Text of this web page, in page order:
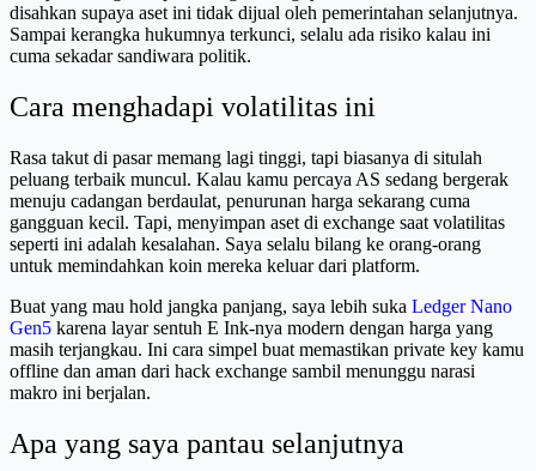
disahkan supaya aset ini tidak dijual oleh pemerintahan selanjutnya.
Sampai kerangka hukumnya terkunci, selalu ada risiko kalau ini
cuma sekadar sandiwara politik.
Cara menghadapi volatilitas ini
Rasa takut di pasar memang lagi tinggi, tapi biasanya di situlah
peluang terbaik muncul. Kalau kamu percaya AS sedang bergerak
menuju cadangan berdaulat, penurunan harga sekarang cuma
gangguan kecil. Tapi, menyimpan aset di exchange saat volatilitas
seperti ini adalah kesalahan. Saya selalu bilang ke orang-orang
untuk memindahkan koin mereka keluar dari platform.
Buat yang mau hold jangka panjang, saya lebih suka Ledger Nano
Gen5 karena layar sentuh E Ink-nya modern dengan harga yang
masih terjangkau. Ini cara simpel buat memastikan private key kamu
offline dan aman dari hack exchange sambil menunggu narasi
makro ini berjalan.
Apa yang saya pantau selanjutnya